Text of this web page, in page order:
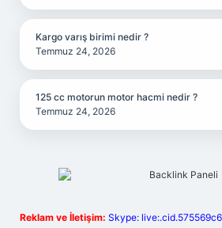
Kargo varış birimi nedir ?
Temmuz 24, 2026
125 cc motorun motor hacmi nedir ?
Temmuz 24, 2026
Reklam ve İletişim: Skype: